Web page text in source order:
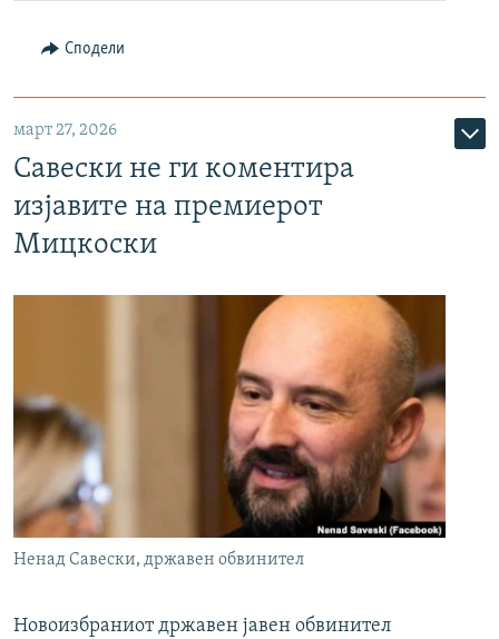
Сподели
март 27, 2026
Савески не ги коментира
изјавите на премиерот
Мицкоски
Ненад Савески, државен обвинител
Новоизбраниот државен јавен обвинител